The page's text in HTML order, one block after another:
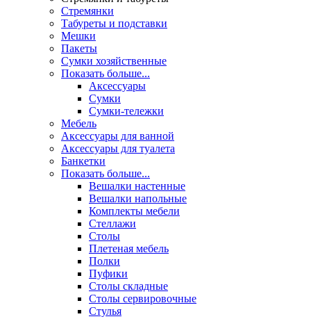
Стремянки
Табуреты и подставки
Мешки
Пакеты
Сумки хозяйственные
Показать больше...
Аксессуары
Сумки
Сумки-тележки
Мебель
Аксессуары для ванной
Аксессуары для туалета
Банкетки
Показать больше...
Вешалки настенные
Вешалки напольные
Комплекты мебели
Стеллажи
Столы
Плетеная мебель
Полки
Пуфики
Столы складные
Столы сервировочные
Стулья